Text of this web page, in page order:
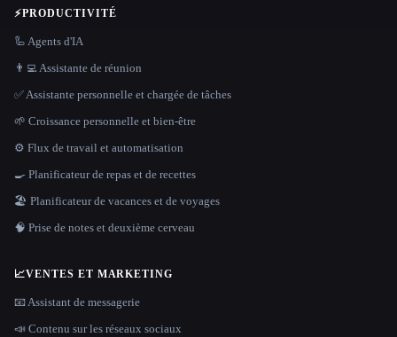
⚡PRODUCTIVITÉ
🦾 Agents d'IA
👨‍💻 Assistante de réunion
✅ Assistante personnelle et chargée de tâches
🌱 Croissance personnelle et bien-être
⚙️ Flux de travail et automatisation
🍳 Planificateur de repas et de recettes
🏖 Planificateur de vacances et de voyages
🧠 Prise de notes et deuxième cerveau
📈VENTES ET MARKETING
📧 Assistant de messagerie
📣 Contenu sur les réseaux sociaux